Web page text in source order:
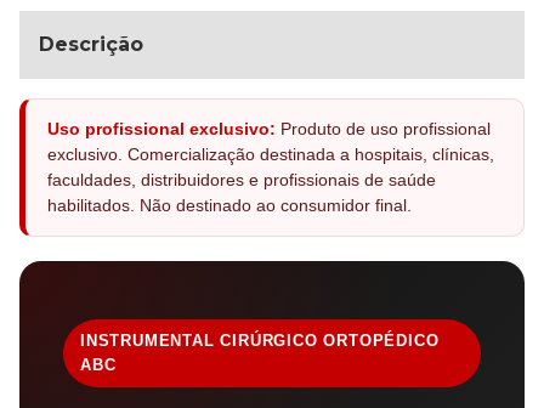
Descrição
Uso profissional exclusivo: Produto de uso profissional
exclusivo. Comercialização destinada a hospitais, clínicas,
faculdades, distribuidores e profissionais de saúde
habilitados. Não destinado ao consumidor final.
INSTRUMENTAL CIRÚRGICO ORTOPÉDICO
ABC